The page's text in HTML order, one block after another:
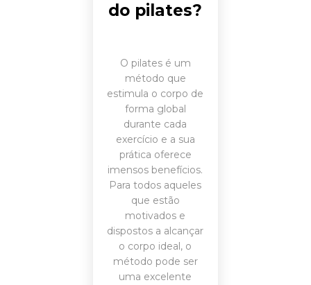
do pilates?
O pilates é um
método que
estimula o corpo de
forma global
durante cada
exercício e a sua
prática oferece
imensos benefícios.
Para todos aqueles
que estão
motivados e
dispostos a alcançar
o corpo ideal, o
método pode ser
uma excelente